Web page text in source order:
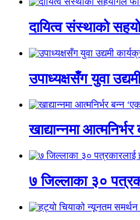
दायित्व संस्थाको
उपाध्यक्षसँग युवा
खाद्यान्नमा
७ जिल्लाका ३०